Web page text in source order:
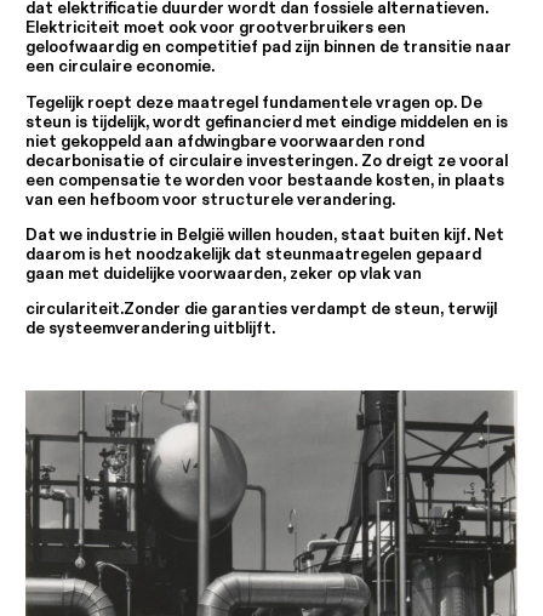
dat elektrificatie duurder wordt dan fossiele alternatieven.
Elektriciteit moet ook voor grootverbruikers een
geloofwaardig en competitief pad zijn binnen de transitie naar
een circulaire economie.
Tegelijk roept deze maatregel fundamentele vragen op. De
steun is tijdelijk, wordt gefinancierd met eindige middelen en is
niet gekoppeld aan afdwingbare voorwaarden rond
decarbonisatie of circulaire investeringen. Zo dreigt ze vooral
een compensatie te worden voor bestaande kosten, in plaats
van een hefboom voor structurele verandering.
Dat we industrie in België willen houden, staat buiten kijf. Net
daarom is het noodzakelijk dat steunmaatregelen gepaard
gaan met duidelijke voorwaarden, zeker op vlak van
circulariteit.Zonder die garanties verdampt de steun, terwijl
de systeemverandering uitblijft.